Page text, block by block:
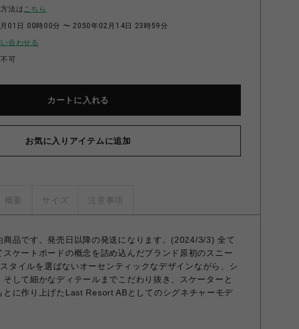
法はこちら
01日 00時00分 〜 2050年02月14日 23時59分
い合わせる
可
カートに入れる
お気に入りアイテムに追加
概要 サイズ 注意事項
品です。発売日以降の発送になります。(2024/3/3) 全て
ケートボードの概念を詰め込んだブランド原初のスニー
タイルを選ばないオーセンティックなデザインながら、シ
そして細かなディテールまでこだわり抜き、スケーターと
とに作り上げたLast Resort ABとしてのシグネチャーモデ